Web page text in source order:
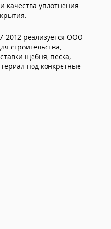
качества уплотнения
2012 реализуется ООО
строительства,
щебня, песка,
под конкретные